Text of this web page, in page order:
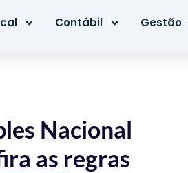
Contábil Gestão
Nacional
as regras